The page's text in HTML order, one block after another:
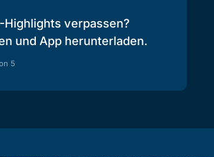
Highlights verpassen?
und App herunterladen.
5